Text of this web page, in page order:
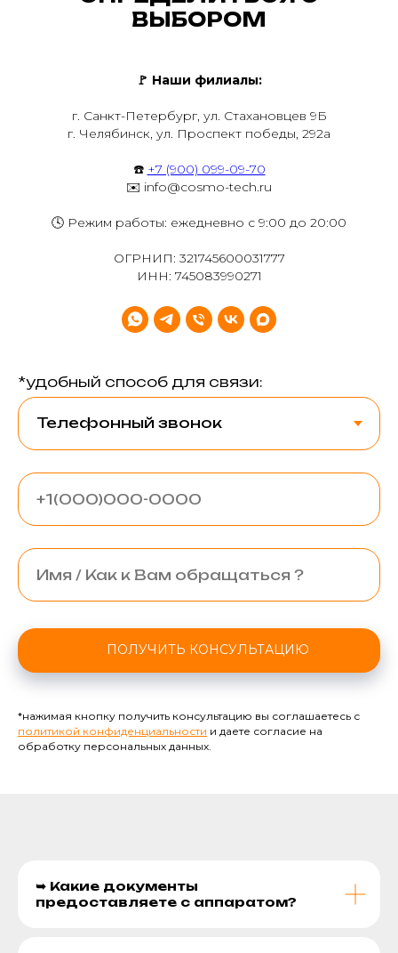
ВЫБОРОМ
🚩 Наши филиалы:
г. Санкт-Петербург, ул. Стахановцев 9Б
г. Челябинск, ул. Проспект победы, 292а
☎️ +7 (900) 099-09-70
✉️ info@cosmo-tech.ru
🕓 Режим работы: ежедневно с 9:00 до 20:00
ОГРНИП: 321745600031777
ИНН: 745083990271
*удобный способ для связи:
ПОЛУЧИТЬ КОНСУЛЬТАЦИЮ
*нажимая кнопку получить консультацию вы соглашаетесь с
политикой конфиденциальности и даете согласие на
обработку персональных данных.
➥ Какие документы
предоставляете с аппаратом?